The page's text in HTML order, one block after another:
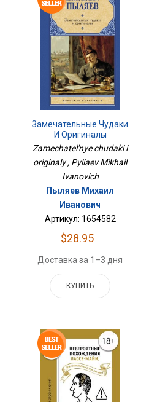
Замечательные Чудаки
И Оригиналы
Zamechatel'nye chudaki i
originaly , Pyliaev Mikhail
Ivanovich
Пыляев Михаил
Иванович
Артикул: 1654582
$28.95
Доставка за 1–3 дня
КУПИТЬ